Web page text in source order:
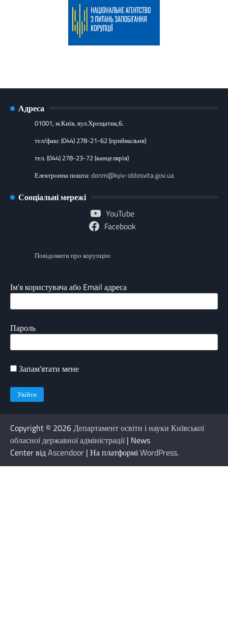
Адреса
01001, м.Київ, вул.Хрещатик,6.
тел/факс (044) 278-21-62 (приймальня)
тел. (044) 278-23-72 (канцелярія)
Електронна пошта: donm@kyiv-oblosvita.gov.ua
Сооціальні мережі
YouTube
Facebook
Повідомити про корупцію
Ім'я користувача або Email адреса
Пароль
Запам'ятати мене
Copyright © 2026Департамент освіти і науки Київської
обласної державної адміністрації| News
Center відAscendoor | На платформіWordPress.